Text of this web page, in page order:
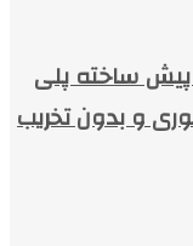
پیش ساخته پلی
و بدون تخریب